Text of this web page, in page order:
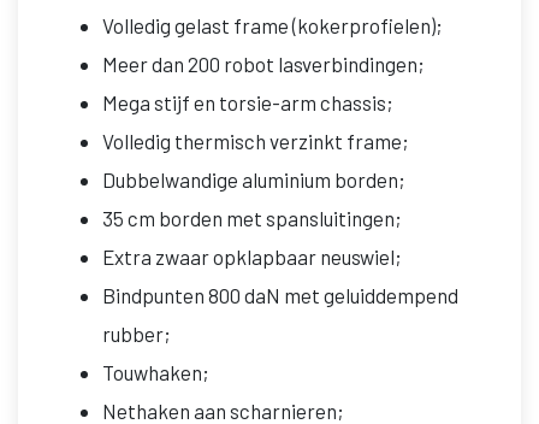
Volledig gelast frame (kokerprofielen);
Meer dan 200 robot lasverbindingen;
Mega stijf en torsie-arm chassis;
Volledig thermisch verzinkt frame;
Dubbelwandige aluminium borden;
35 cm borden met spansluitingen;
Extra zwaar opklapbaar neuswiel;
Bindpunten 800 daN met geluiddempend
rubber;
Touwhaken;
Nethaken aan scharnieren;